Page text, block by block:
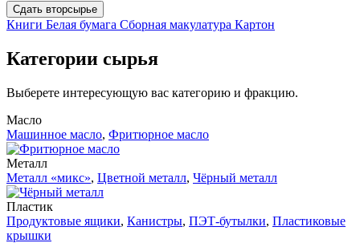
Сдать вторсырье
Книги Белая бумага Сборная макулатура Картон
Категории сырья
Выберете интересующую вас категорию и фракцию.
Масло
Машинное масло, Фритюрное масло
Металл
Металл «микс», Цветной металл, Чёрный металл
Пластик
Продуктовые ящики, Канистры, ПЭТ-бутылки, Пластиковые
крышки